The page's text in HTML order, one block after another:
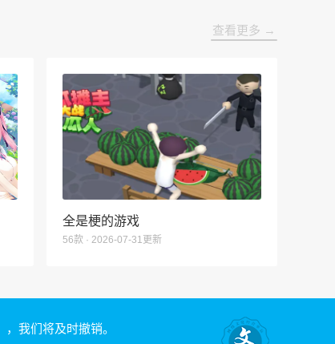
查看更多 →
全是梗的游戏
56款 · 2026-07-31更新
，我们将及时撤销。